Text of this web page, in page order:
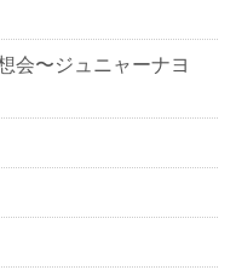
会〜ジュニャーナヨ